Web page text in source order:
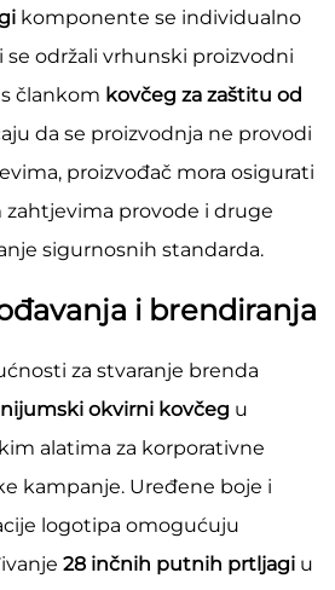
komponente se individualno
se održali vrhunski proizvodni
člankom kovčeg za zaštitu od
da se proizvodnja ne provodi
proizvođač mora osigurati
zahtjevima provode i druge
sigurnosnih standarda.
i brendiranja
za stvaranje brenda
okvirni kovčeg u
alatima za korporativne
kampanje. Uređene boje i
logotipa omogućuju
28 inčnih putnih prtljagi u